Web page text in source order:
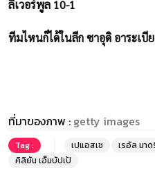
ลิเวอร์พูล 10-1
ทีมไหนก็ได้ในลีก ซาอุดิ อาระเบี
ที่มาของภาพ : getty images
Tag : เปแอสเช เรอัล มา
คิลิยัน เอ็มบัปเป้